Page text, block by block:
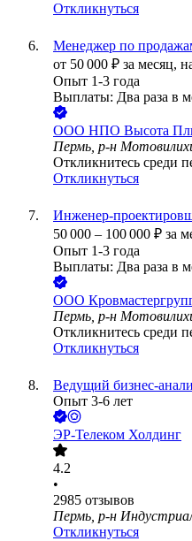
Откликнуться
Менеджер по
от 50 000 ₽ за месяц,
Опыт 1-3 года
Выплаты: Два раза в
ООО НПО Высота
Пермь, р-н
Откликнитесь среди
Откликнуться
Инженер-
50 000 – 100 000 ₽ за
Опыт 1-3 года
Выплаты: Два раза в
ООО
Пермь, р-н
Откликнитесь среди
Откликнуться
Ведущий бизнес-
Опыт 3-6 лет
ЭР-Телеком Холдинг
4.2
•
2985 отзывов
Пермь, р-н
Откликнуться